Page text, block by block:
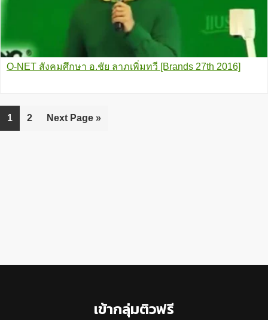
O-NET สังคมศึกษา อ.ชัย ลาภเพิ่มทวี [Brands 27th 2016]
Go
to
1
Go
2
Go
Next Page »
เข้ากลุ่มติวฟรี